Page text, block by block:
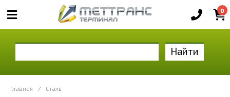
0
Найти
Главная /
Сталь